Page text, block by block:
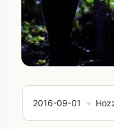
2016-09-01